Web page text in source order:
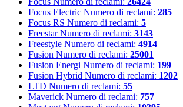
Focus Electric Numero di reclami: 285
Focus RS Numero di reclami: 5
Freestar Numero di reclami: 3143
Freestyle Numero di reclami: 4914
Fusion Numero di reclami: 25001
Fusion Energi Numero di reclami: 199
Fusion Hybrid Numero di reclami: 1202
LTD Numero di reclami: 55
Maverick Numero di reclami: 757